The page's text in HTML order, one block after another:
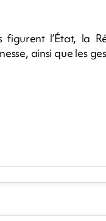
l’État, la
ainsi que les